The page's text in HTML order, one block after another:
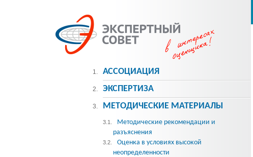
1. АССОЦИАЦИЯ
2. ЭКСПЕРТИЗА
3. МЕТОДИЧЕСКИE МАТЕРИАЛЫ
3.1.
Методические рекомендации и
разъяснения
3.2.
Оценка в условиях высокой
неопределенности